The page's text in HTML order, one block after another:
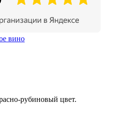
вино
рубиновый цвет.